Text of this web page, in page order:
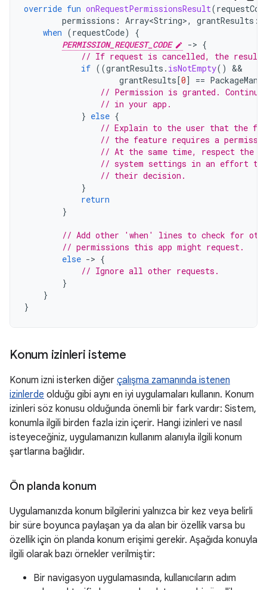
override fun onRequestPermissionsResult(
permissions : Array<String>, grantResults :
when (requestCode)
{
PERMISSION_REQUEST_CODE
-> {
// If request is cancelled, the result
if ((grantResults . isNotEmpty()
grantResults [0] ==
// Permission is granted.
// in your app.
} else {
// Explain to the user that the
// the feature requires a
// At the same time, respect the
// system settings in an effort to
// their decision.
}
return
}
// Add other 'when' lines to check for
// permissions this app might request.
else -> {
// Ignore all other requests.
}
}
}
Konum izinleri isteme
Konum izni isterken diğer çalışma zamanında istenen
izinlerde olduğu gibi aynı en iyi uygulamaları kullanın. Konum
izinleri söz konusu olduğunda önemli bir fark vardır: Sistem,
konumla ilgili birden fazla izin içerir. Hangi izinleri ve nasıl
isteyeceğiniz, uygulamanızın kullanım alanıyla ilgili konum
şartlarına bağlıdır.
Ön planda konum
Uygulamanızda konum bilgilerini yalnızca bir kez veya belirli
bir süre boyunca paylaşan ya da alan bir özellik varsa bu
özellik için ön planda konum erişimi gerekir. Aşağıda konuyla
ilgili olarak bazı örnekler verilmiştir:
Bir navigasyon uygulamasında, kullanıcıların adım